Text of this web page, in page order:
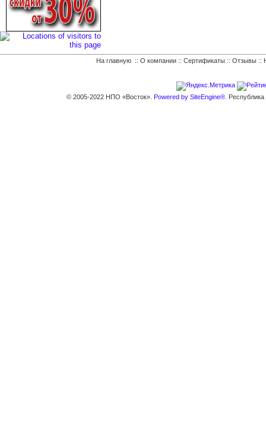
На главную :: О компании :: Сертификаты :: Отзывы ::
© 2005-2022 НПО «Восток». Powered by SiteEngine®.